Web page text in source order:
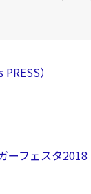
）
ーフェスタ